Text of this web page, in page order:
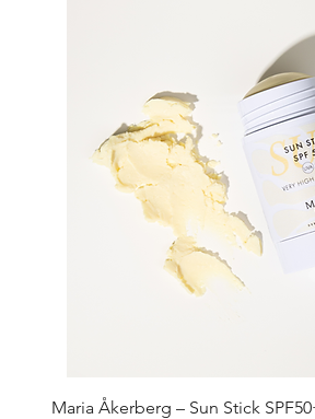
Maria Åkerberg – Sun Stick